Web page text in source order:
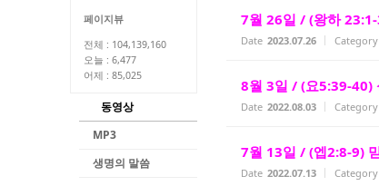
페이지뷰
전체 : 104,139,160
오늘 : 6,477
어제 : 85,025
동영상
MP3
생명의 말씀
7월 26일 / (왕하
Date 2023.07.26 Category
8월 3일 / (요5:39-40)
Date 2022.08.03 Category
7월 13일 / (엡2:8-9)
Date 2022.07.13 Category